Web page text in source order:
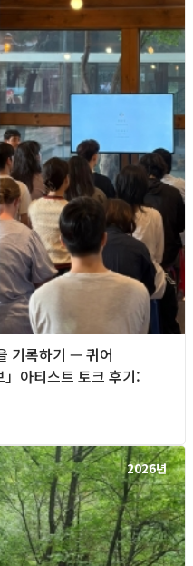
기록하기 — 퀴어
아티스트 토크 후기:
2026년